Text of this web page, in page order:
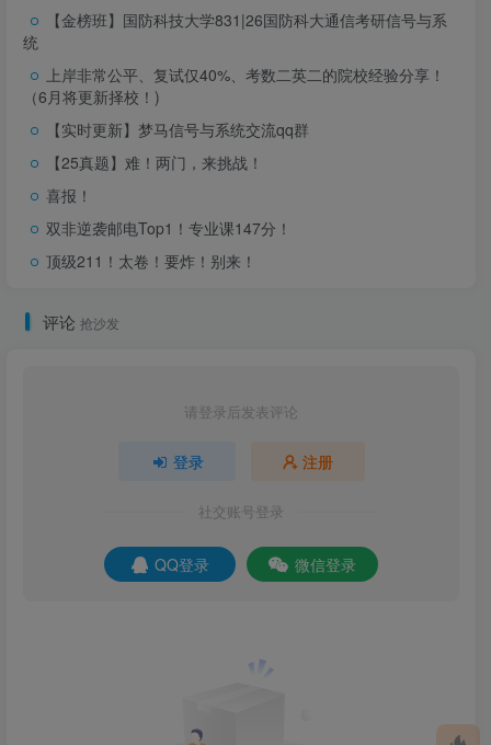
✅【单片机】复试速成课(5h)
✅【C语言】复试速成课(7h)
✅【数字信号处理】复试速成课(5h)
✅【移动通信】复试速成课(5h)
退款须知
线上课程特殊，属于虚拟产品，账号一旦开通即会对应享
课程有效期为报名后至2025年12月31日
【金榜班】国防科技大学831|26国防科大通信考研信号与系
统
上岸非常公平、复试仅40%、考数二英二的院校经验分享！
（6月将更新择校！)
【实时更新】梦马信号与系统交流qq群
【25真题】难！两门，来挑战！
喜报！
双非逆袭邮电Top1！专业课147分！
顶级211！太卷！要炸！别来！
评论 抢沙发
请登录后发表评论
登录 注册
社交账号登录
QQ登录 微信登录